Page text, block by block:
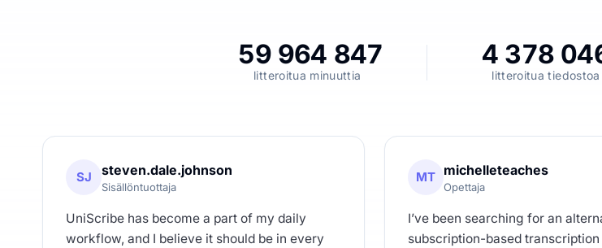
59 964 847
litteroitua minuuttia
4 378
litteroitua tiedostoa
SJ steven.dale.johnson
Sisällöntuottaja
UniScribe has become a part of my daily
workflow, and I believe it should be in every
MT michelleteaches
Opettaja
I’ve been searching for an
subscription-based transcription